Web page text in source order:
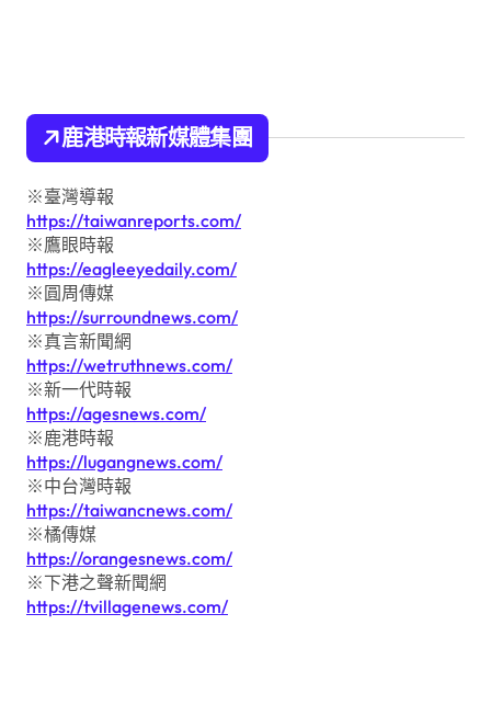
鹿港時報新媒體集團
※臺灣導報
https://taiwanreports.com/
※鷹眼時報
https://eagleeyedaily.com/
※圓周傳媒
https://surroundnews.com/
※真言新聞網
https://wetruthnews.com/
※新一代時報
https://agesnews.com/
※鹿港時報
https://lugangnews.com/
※中台灣時報
https://taiwancnews.com/
※橘傳媒
https://orangesnews.com/
※下港之聲新聞網
https://tvillagenews.com/